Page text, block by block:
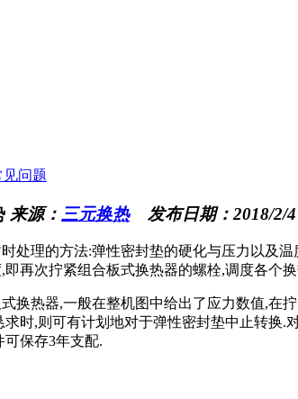
见问题
来源： 三元换热发布日期：2018/2/
处理的方法:弹性密封垫的硬化与压力以及
再次拧紧组合板式换热器的螺栓,调度各个
换热器,一般在整机图中给出了应力数值,在
时,则可有计划地对于弹性密封垫中止转
保存3年支配.